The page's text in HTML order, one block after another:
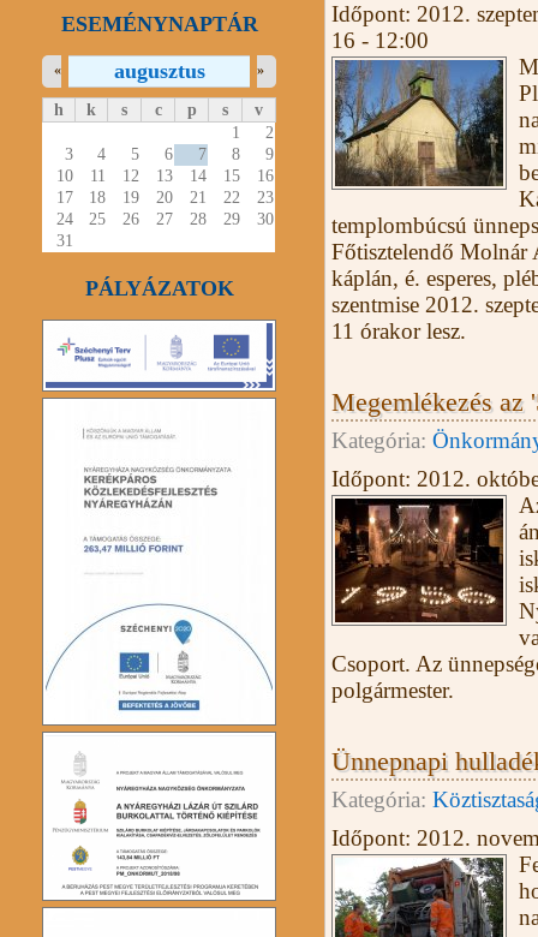
Időpont: 2012.
16 - 12:00
templombúcsú
Főtisztelendő Molnár
káplán, é. esperes,
szentmise 2012.
11 órakor lesz.
Megemlékezés az
Kategória:
Időpont: 2012.
Csoport. Az
polgármester.
Ünnepnapi
Kategória:
Időpont: 2012.
ESEMÉNYNAPTÁR
augusztus
« »
h k s c p s
v
1
2
3
4 5 6 7 8
9
10
11 12 13 14 15
16
17
18 19 20 21 22
23
24
25 26 27 28 29
30
31
PÁLYÁZATOK